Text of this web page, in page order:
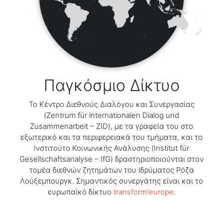
Παγκόσμιο Δίκτυο
Το Κέντρο Διεθνούς Διαλόγου και Συνεργασίας
(Zentrum für internationalen Dialog und
Zusammenarbeit – ZID), με τα γραφεία του στο
εξωτερικό και τα περιφερειακά του τμήματα, και το
Ινστιτούτο Κοινωνικής Ανάλυσης (Institut für
Gesellschaftsanalyse – IfG) δραστηριοποιούνται στον
τομέα διεθνών ζητημάτων του Ιδρύματος Ρόζα
Λούξεμπουργκ. Σημαντικός συνεργάτης είναι και το
ευρωπαϊκό δίκτυο transform!europe.